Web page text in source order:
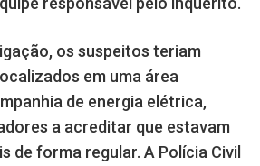
os suspeitos teriam
em uma área
de energia elétrica,
a acreditar que estavam
de forma regular. A Polícia Civil